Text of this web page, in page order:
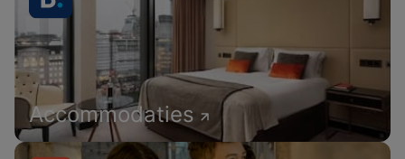
Accommodaties